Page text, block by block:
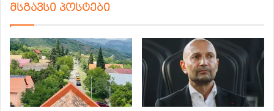
მსგავსი პოსტები